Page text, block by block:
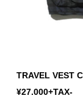
TRAVEL VEST
¥27.000+TAX-